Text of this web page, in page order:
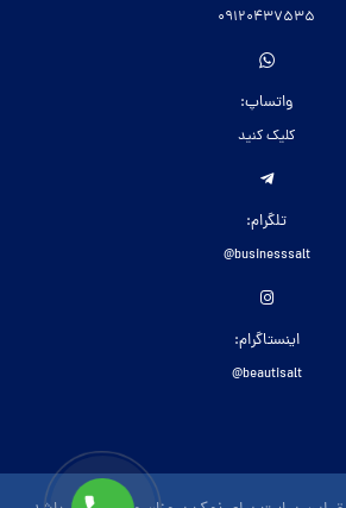
09120437535
واتساپ:
کلیک کنید
تلگرام:
businesssalt@
اینستاگرام:
beautisalt@